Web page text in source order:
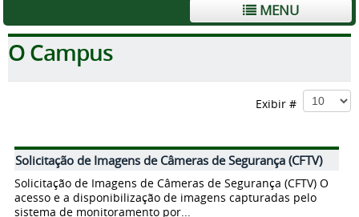
MENU
O Campus
Exibir #
Solicitação de Imagens de Câmeras de Segurança (CFTV)
Solicitação de Imagens de Câmeras de Segurança (CFTV) O
acesso e a disponibilização de imagens capturadas pelo
sistema de monitoramento por...